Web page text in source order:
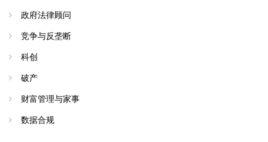
政府法律顾问
竞争与反垄断
科创
破产
财富管理与家事
数据合规